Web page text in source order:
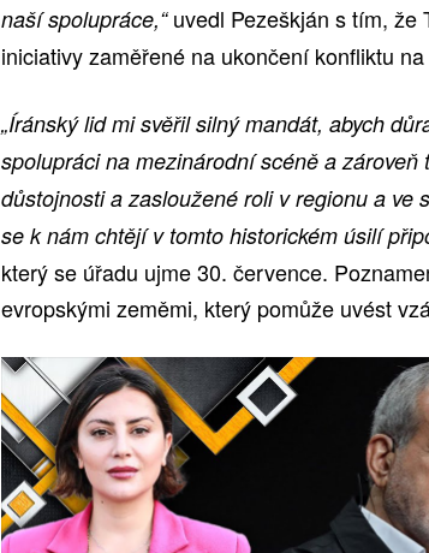
naší spolupráce,“uvedl Pezeškján s tím, že
iniciativy zaměřené na ukončení konfliktu
„Íránský lid mi svěřil silný mandát, abych
spolupráci na mezinárodní scéně a
důstojnosti a zasloužené roli v regionu a ve
se k nám chtějí v tomto historickém úsilí
který se úřadu ujme 30. července.
evropskými zeměmi, který pomůže uvést